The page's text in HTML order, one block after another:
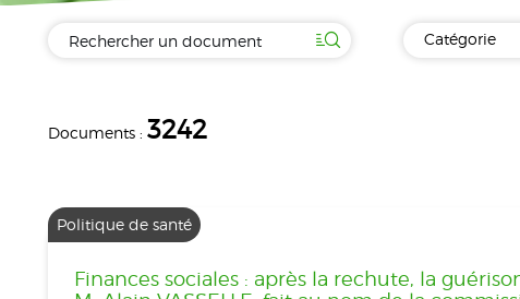
Catégorie
Documents : 3242
Politique de santé
Finances sociales : après la rechute, la